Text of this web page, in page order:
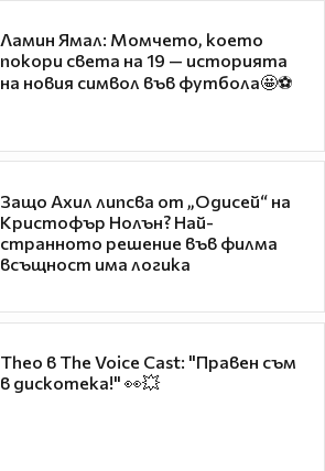
Ламин Ямал: Момчето, което
покори света на 19 — историята
на новия символ във футбола🤩⚽
Защо Ахил липсва от „Одисей“ на
Кристофър Нолън? Най-
странното решение във филма
всъщност има логика
Theo в The Voice Cast: "Правен съм
в дискотека!" 👀💥